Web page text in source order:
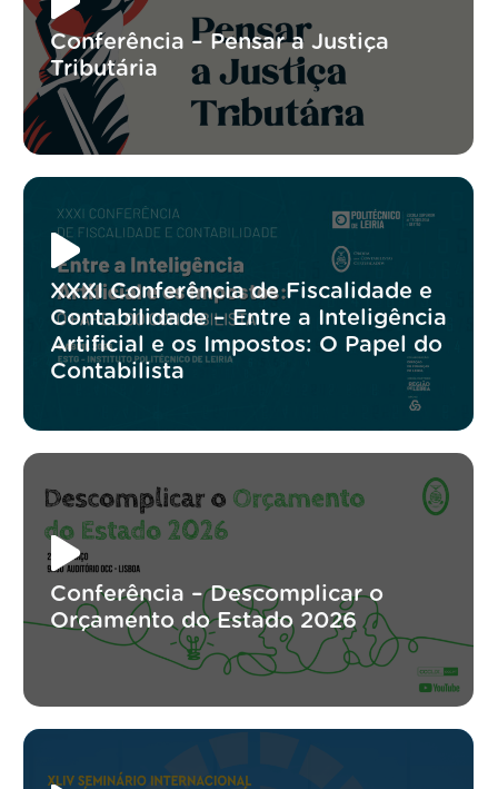
Conferência – Pensar a Justiça
Tributária
XXXI Conferência de Fiscalidade e
Contabilidade – Entre a Inteligência
Artificial e os Impostos: O Papel do
Contabilista
Conferência – Descomplicar o
Orçamento do Estado 2026